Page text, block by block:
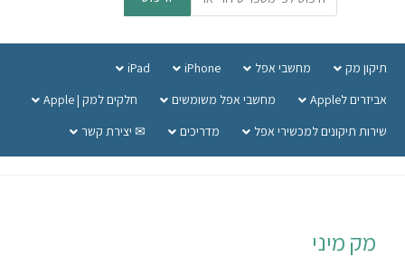
תיקון מק מחשבי אפל iPhone
iPad
אביזרים לApple
מחשבי אפל משומשים
חלקים למק | Apple
שירות תיקונים למכשירי אפל
מדריכים ✉ יצירת קשר
מק מיני